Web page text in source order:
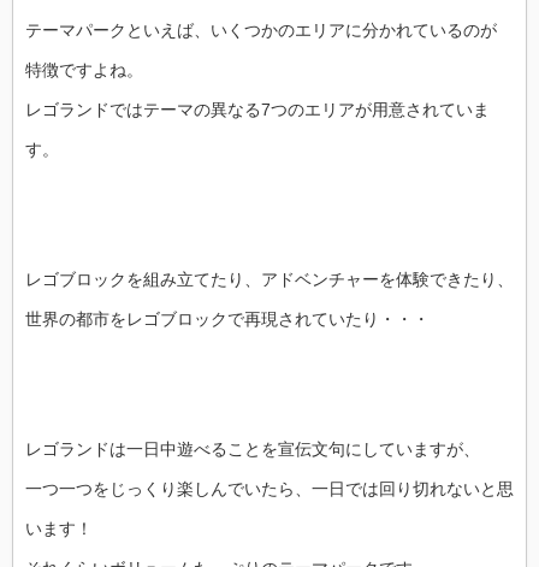
テーマパークといえば、いくつかのエリアに分かれているのが
特徴ですよね。
レゴランドではテーマの異なる7つのエリアが用意されていま
す。
レゴブロックを組み立てたり、アドベンチャーを体験できたり、
世界の都市をレゴブロックで再現されていたり・・・
レゴランドは一日中遊べることを宣伝文句にしていますが、
一つ一つをじっくり楽しんでいたら、一日では回り切れないと思
います！